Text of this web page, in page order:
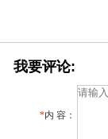
我要评论:
*内 容：